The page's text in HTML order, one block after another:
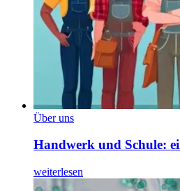
Über uns
Handwerk und Schule:
weiterlesen